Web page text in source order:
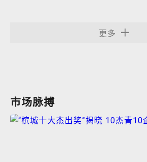
更多
市场脉搏